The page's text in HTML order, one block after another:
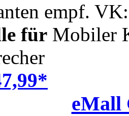
empf.
für Mobiler
eMall